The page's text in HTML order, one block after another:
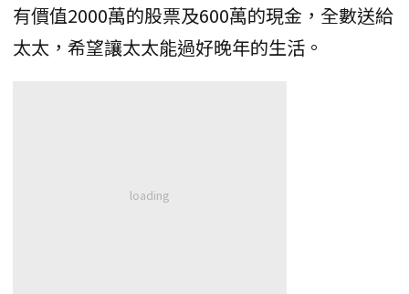
有價值2000萬的股票及600萬的現金，全數送給
太太，希望讓太太能過好晚年的生活。